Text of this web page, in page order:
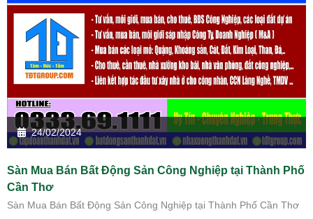
24/02/2024
Sàn Mua Bán Bất Động Sản Công Nghiệp tại Thành Phố
Cần Thơ
Sàn Mua Bán Bất Động Sản Công Nghiệp tại Thành Phố Cần Thơ